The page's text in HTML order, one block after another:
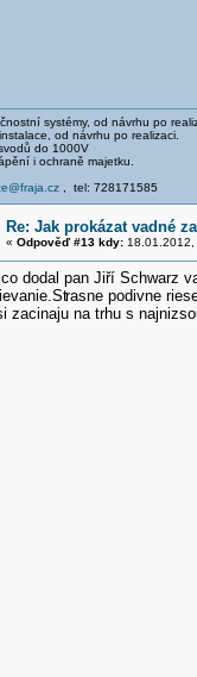
systémy, od návrhu po
od návrhu po realizaci.
do 1000V
i ochraně majetku.
, tel: 728171585
Re: Jak prokázat vadné
« Odpověď #13 kdy:18.01.2012,
dodal pan Jiří Schwarz
rasne podivne
zacinaju na trhu s